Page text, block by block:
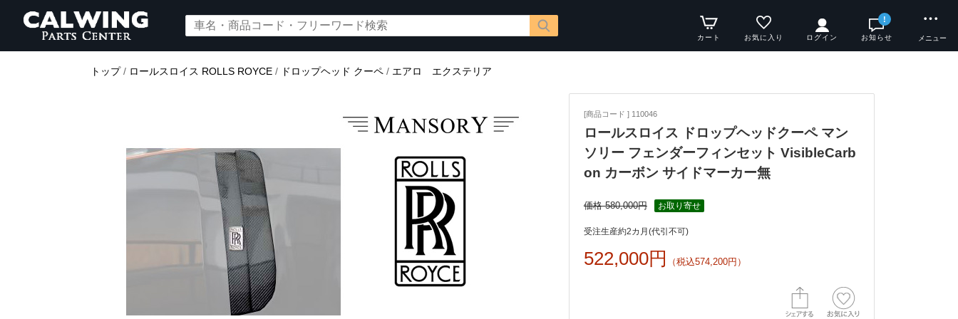
カート お気に入り ログイン
!
お知らせ メニュー
トップ/ ロールスロイス ROLLS ROYCE / ドロップヘッド クーペ / エアロ エクステリア
[商品コード ] 110046
ロールスロイス ドロップヘッドクーペ マン
ソリー フェンダーフィンセット VisibleCarb
on カーボン サイドマーカー無
価格 580,000円 お取り寄せ
受注生産約2カ月(代引不可)
522,000円 （税込574,200円）